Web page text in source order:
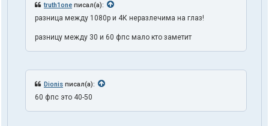
truth1one писал(а):
разница между 1080p и 4К неразлечима на глаз!
разницу между 30 и 60 фпс мало кто заметит
Dionis писал(а):
60 фпс это 40-50